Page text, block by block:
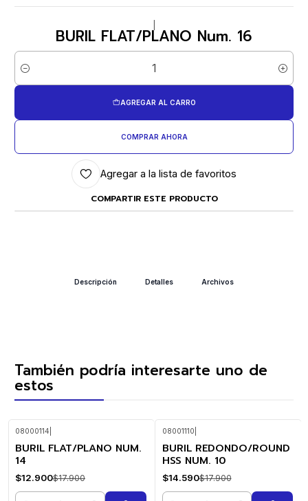
BURIL FLAT/PLANO Num. 16
Cantidad
AGREGAR AL CARRO
COMPRAR AHORA
Agregar a la lista de favoritos
COMPARTIR ESTE PRODUCTO
Descripción Detalles Archivos
También podría interesarte uno de
estos
-28%
OFF
08000114
BURIL FLAT/PLANO NUM.
14
$12.900$17.900
-18%
OFF
08001110
BURIL REDONDO/ROUND
HSS NUM. 10
$14.590$17.900